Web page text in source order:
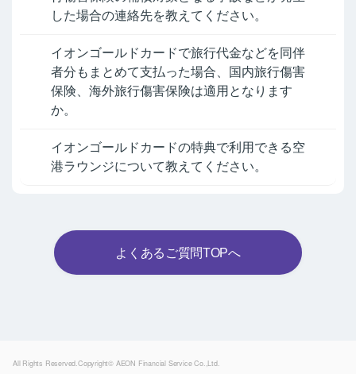
した場合の連絡先を教えてください。
イオンゴールドカードで旅行代金などを同伴
者分もまとめて支払った場合、国内旅行傷害
保険、海外旅行傷害保険は適用となります
か。
イオンゴールドカードの特典で利用できる空
港ラウンジについて教えてください。
よくあるご質問TOPへ
All Rights Reserved.Copyright© AEON Financial Service Co.,Ltd.Powered by